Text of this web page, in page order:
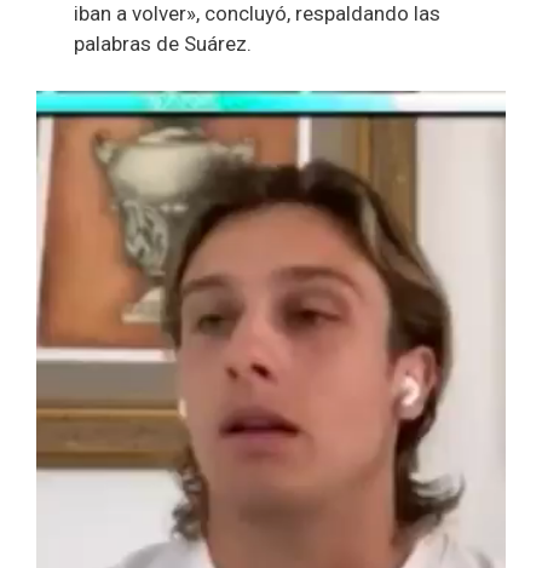
iban a volver», concluyó, respaldando las
palabras de Suárez.